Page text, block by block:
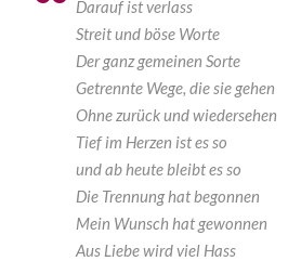
Darauf ist verlass
Streit und böse Worte
Der ganz gemeinen Sorte
Getrennte Wege, die sie gehen
Ohne zurück und wiedersehen
Tief im Herzen ist es so
und ab heute bleibt es so
Die Trennung hat begonnen
Mein Wunsch hat gewonnen
Aus Liebe wird viel Hass